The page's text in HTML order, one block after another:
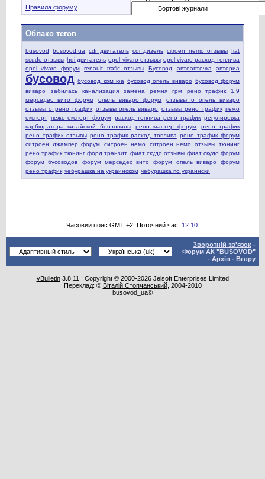
Правила форуму
Облако тегов
busovod busovod.ua cdi двигатель cdi дизель citroen nemo отзывы fiat
scudo отзывы hdi двигатель opel vivaro отзывы opel vivaro расход топлива
opel vivaro форум
renault trafic отзывы Бусовод автоаптечка авториа
бусовод бусовод ком юа бусовод опель виваро бусовод форум
виваро
забилась канализация
замена ремня грм рено трафик 1.9
мерседес вито форум
опель виваро форум
отзывы о опель виваро
отзывы о рено трафик отзывы опель виваро отзывы рено трафик пежо
експерт пежо експерт форум расход топлива рено трафик регулировка
карбюратора китайской бензопилы
рено мастер форум
рено трафик
рено трафик отзывы рено трафик расход топлива рено трафик форум
ситроен джампер форум
ситроен немо ситроен немо отзывы тюнинг
рено трафик тюнинг форд транзит фиат скудо отзывы фиат скудо форум
форум бусоводов
форум мерседес вито форум опель виваро
форум
рено трафик чебурашка на украинском чебурашка по украински
Часовий пояс GMT +2. Поточний час: 12:10.
Зворотній зв'язок -
Форум АК "BUSOVOD"
- Архів - Вгору
vBulletin3.8.11 ; Copyright © 2000-2026 Jelsoft Enterprises Limited
Переклад: © Віталій Стопчанський, 2004-2010
busovod_ua©